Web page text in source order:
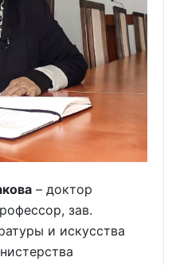
– доктор
зав.
и искусства